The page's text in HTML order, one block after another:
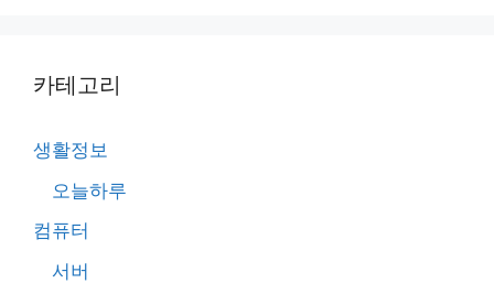
카테고리
생활정보
오늘하루
컴퓨터
서버